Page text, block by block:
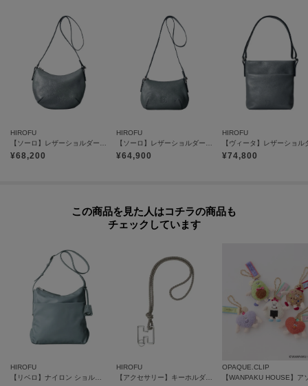
【グループについて】
イタリア語で「唯一の、ひとつだけの」という意味を持つ「ソーロ」と名付
けられたグループ。
ハンドルやショルダーストラップは長さ調整の機能を持ち、角が無くやや丸
みのあるフォルムが特徴。
優しいフォルムを好む方にお持ちいただきたいデイリーユースなグループで
【気になるアイテムは『お気に入り登録』がおすすめです】
に追加できます！
お気に入りアイテムが、在庫残りわずか・再入荷などキャンペーン対象にな
※商品ご購入時にお渡しするお買上げ証明書にお取り扱い上のご注意とお手
入れについての表示がございますのでよくお読みください。
※照明の関係により、実際よりも色味が違って見える場合があります。ま
た、パソコン・スマートフォンなどの環境により、若干製品と画像のカラー
が異なる場合もございます。
HIROFU
¥68,200
HIROFU
¥64,900
HIROFU
¥74,800
この商品を見た人はコチラの商品も
チェックしています
HIROFU
【リベロ】ナイロン ショルダーバッグ M（商品番号：P25-39508）
HIROFU
【アクセサリー】キーホルダー ストラップ レザー 本革（商品番号：P25-65510）
OPAQUE.CLIP